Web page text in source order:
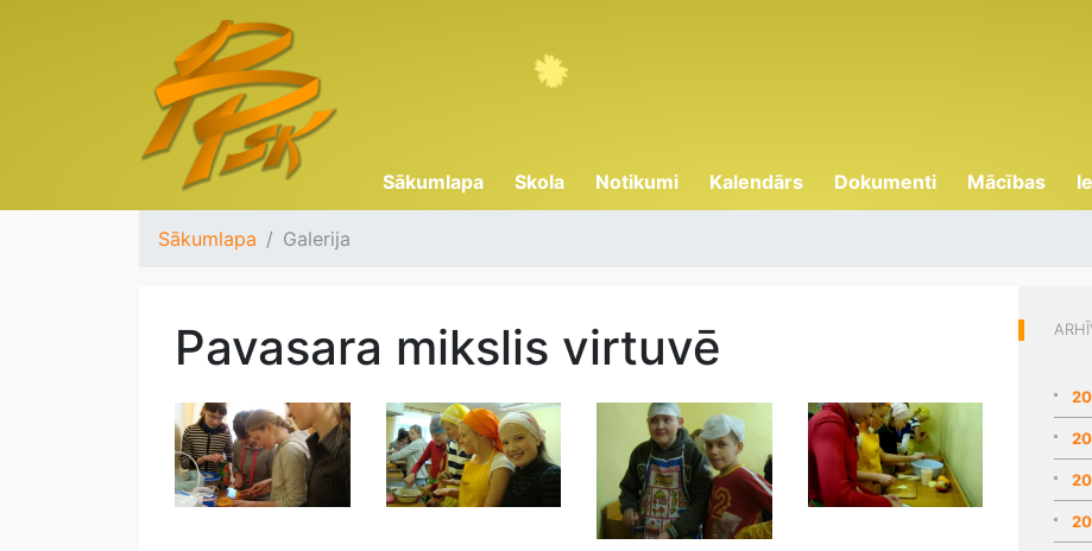
Sākumlapa Skola Notikumi Kalendārs Dokumenti Mācības
Sākumlapa Galerija
Pavasara mikslis virtuvē